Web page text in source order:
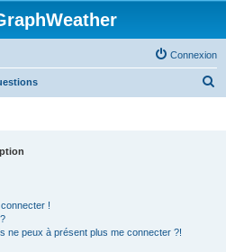
Connexion
!
ne peux à présent plus me connecter ?!